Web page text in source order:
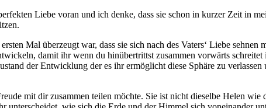
Liebe voran und ich denke, dass sie schon in kurzer Zeit in
Mal überzeugt war, dass sie sich nach des Vaters‘ Liebe
damit ihr wenn du hinübertrittst zusammen vorwärts
der Entwicklung der es ihr ermöglicht diese Sphäre zu
mit dir zusammen teilen möchte. Sie ist nicht dieselbe Helen